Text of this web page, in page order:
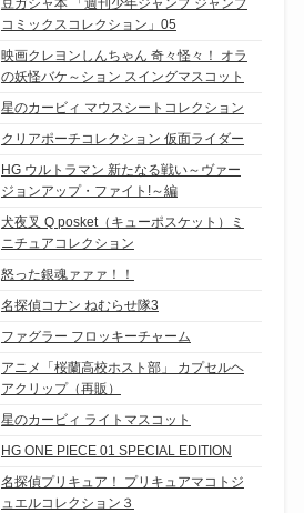
豆ガシャ本 「週刊少年ジャンプ ジャンプ
コミックスコレクション」05
映画クレヨンしんちゃん 奇々怪々！ オラ
の妖怪バケ～ション スイングマスコット
星のカービィ マウスシートコレクション
クリアポーチコレクション 仮面ライダー
HG ウルトラマン 新たなる戦い～ヴァー
ジョンアップ・ファイト!～編
犬夜叉 Q posket（キューポスケット）ミ
ニチュアコレクション
怒った銀魂ァァァ！！
名探偵コナン ねむらせ隊3
ファグラー フロッキーチャーム
アニメ「桜蘭高校ホスト部」 カプセルヘ
アクリップ（再販）
星のカービィ ライトマスコット
HG ONE PIECE 01 SPECIAL EDITION
名探偵プリキュア！ プリキュアマコトジ
ュエルコレクション３